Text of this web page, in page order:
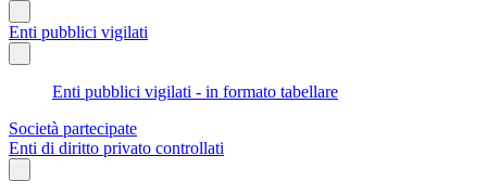
Enti pubblici vigilati
Enti pubblici vigilati - in formato tabellare
Società partecipate
Enti di diritto privato controllati